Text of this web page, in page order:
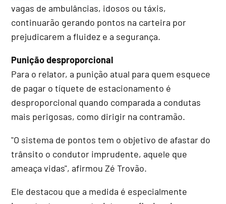
vagas de ambulâncias, idosos ou táxis,
continuarão gerando pontos na carteira por
prejudicarem a fluidez e a segurança.
Punição desproporcional
Para o relator, a punição atual para quem esquece
de pagar o tíquete de estacionamento é
desproporcional quando comparada a condutas
mais perigosas, como dirigir na contramão.
"O sistema de pontos tem o objetivo de afastar do
trânsito o condutor imprudente, aquele que
ameaça vidas", afirmou Zé Trovão.
Ele destacou que a medida é especialmente